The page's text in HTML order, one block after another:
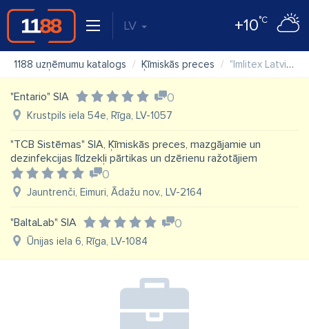
LV +10°C
1188 uzņēmumu katalogs Ķīmiskās preces "Imlitex Latvija" SIA
"Entario" SIA 0
Krustpils iela 54e, Rīga, LV-1057
"TCB Sistēmas" SIA, Ķīmiskās preces, mazgājamie un
dezinfekcijas līdzekļi pārtikas un dzērienu ražotājiem
0
Jauntrenči, Eimuri, Ādažu nov., LV-2164
"BaltaLab" SIA 0
Ūnijas iela 6, Rīga, LV-1084